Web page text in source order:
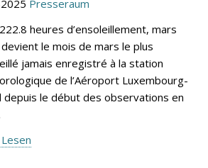
Presseraum
heures d’ensoleillement, mars
le mois de mars le plus
jamais enregistré à la station
de l’Aéroport Luxembourg-
depuis le début des observations en